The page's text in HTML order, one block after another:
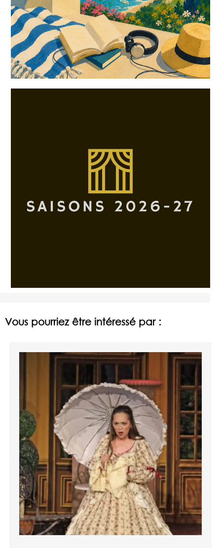
Vous pourriez être intéressé par :